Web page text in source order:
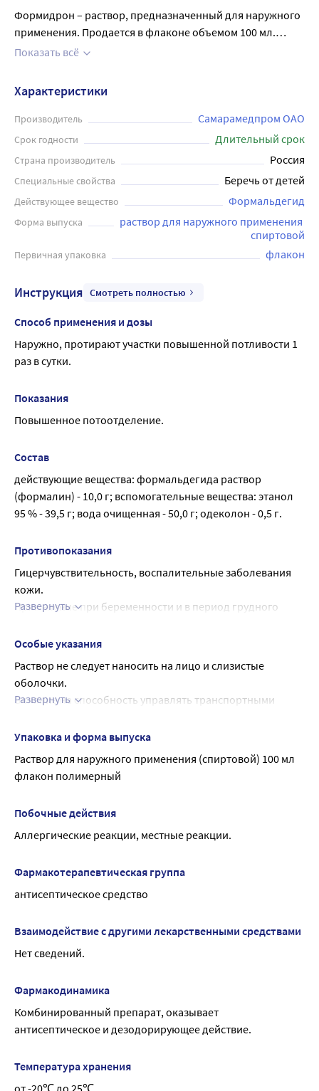
Формидрон – раствор, предназначенный для наружного
применения. Продается в флаконе объемом 100 мл.
Раствор содержит дезодорирующие и антисептические
специфическим запахом стоп и подмышек. Также его
можно использовать для обработки обуви и одежды.
Формидрон устраняет бактерии и грибковую
микрофлору, одновременно с этим не нанося вреда коже
применением необходимо тщательно ознакомиться с
инструкцией и следовать ее рекомендациям.
Показать всё
Характеристики
Производитель Самарамедпром ОАО
Срок годности Длительный срок
Страна производитель Россия
Специальные свойства Беречь от детей
Действующее вещество Формальдегид
Форма выпуска
раствор для наружного применения
спиртовой
Первичная упаковка флакон
Инструкция Смотреть полностью
Способ применения и дозы
Наружно, протирают участки повышенной потливости 1
раз в сутки.
Показания
Повышенное потоотделение.
Состав
действующие вещества: формальдегида раствор
(формалин) - 10,0 г; вспомогательные вещества: этанол
95 % - 39,5 г; вода очищенная - 50,0 г; одеколон - 0,5 г.
Противопоказания
Гицерчувствительность, воспалительные заболевания
кожи.
Применение при беременности и в период грудного
Нет сведений.
Развернуть
Особые указания
Раствор не следует наносить на лицо и слизистые
оболочки.
Влияние на способность управлять транспортными
Нет сведений.
Развернуть
Упаковка и форма выпуска
Раствор для наружного применения (спиртовой) 100 мл
флакон полимерный
Побочные действия
Аллергические реакции, местные реакции.
Фармакотерапевтическая группа
антисептическое средство
Взаимодействие с другими лекарственными средствами
Нет сведений.
Фармакодинамика
Комбинированный препарат, оказывает
антисептическое и дезодорирующее действие.
Температура хранения
от -20℃ до 25℃